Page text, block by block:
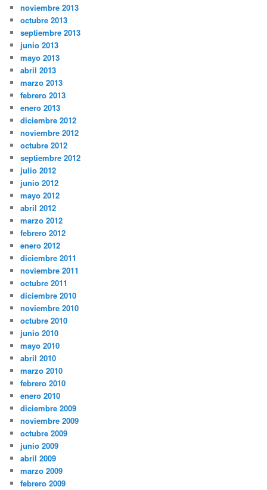
noviembre 2013
octubre 2013
septiembre 2013
junio 2013
mayo 2013
abril 2013
marzo 2013
febrero 2013
enero 2013
diciembre 2012
noviembre 2012
octubre 2012
septiembre 2012
julio 2012
junio 2012
mayo 2012
abril 2012
marzo 2012
febrero 2012
enero 2012
diciembre 2011
noviembre 2011
octubre 2011
diciembre 2010
noviembre 2010
octubre 2010
junio 2010
mayo 2010
abril 2010
marzo 2010
febrero 2010
enero 2010
diciembre 2009
noviembre 2009
octubre 2009
junio 2009
abril 2009
marzo 2009
febrero 2009